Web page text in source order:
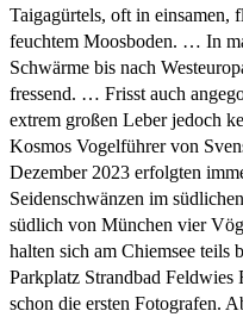
Taigagürtels, oft in einsamen,
feuchtem Moosboden. … In
Schwärme bis nach
fressend. … Frisst auch
extrem großen Leber jedoch
Kosmos Vogelführer von
Dezember 2023 erfolgten
Seidenschwänzen im
südlich von München vier
halten sich am Chiemsee
Parkplatz Strandbad
schon die ersten Fotografen.